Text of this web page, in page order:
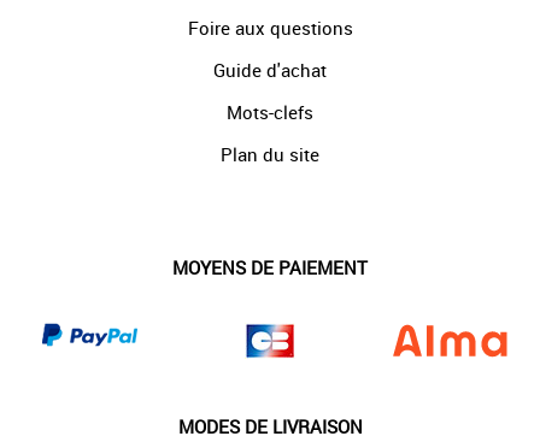
Foire aux questions
Guide d'achat
Mots-clefs
Plan du site
MOYENS DE PAIEMENT
MODES DE LIVRAISON